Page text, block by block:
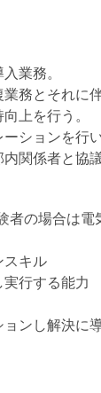
業務。
務とそれに
上を行う。
ションを行
関係者と協
者の場合は
スキル
行する能力
ンし解決に